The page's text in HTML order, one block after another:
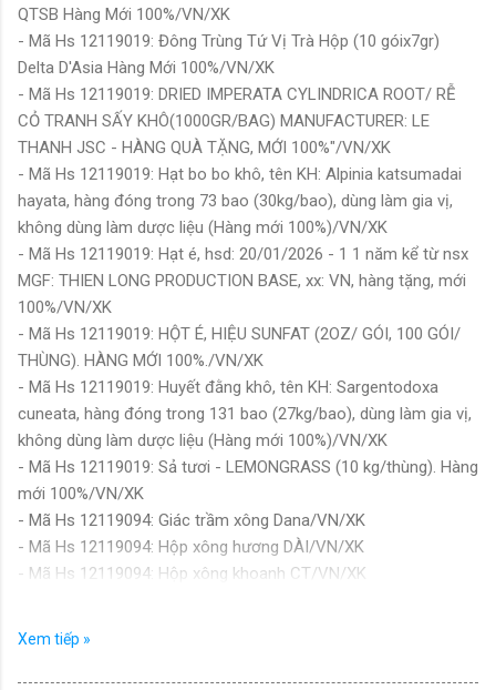
QTSB Hàng Mới 100%/VN/XK
- Mã Hs 12119019: Đông Trùng Tứ Vị Trà Hộp (10 góix7gr)
Delta D'Asia Hàng Mới 100%/VN/XK
- Mã Hs 12119019: DRIED IMPERATA CYLINDRICA ROOT/ RỄ
CỎ TRANH SẤY KHÔ(1000GR/BAG) MANUFACTURER: LE
THANH JSC - HÀNG QUÀ TẶNG, MỚI 100%"/VN/XK
- Mã Hs 12119019: Hạt bo bo khô, tên KH: Alpinia katsumadai
hayata, hàng đóng trong 73 bao (30kg/bao), dùng làm gia vị,
không dùng làm dược liệu (Hàng mới 100%)/VN/XK
- Mã Hs 12119019: Hạt é, hsd: 20/01/2026 - 1 1 năm kể từ nsx
MGF: THIEN LONG PRODUCTION BASE, xx: VN, hàng tặng, mới
100%/VN/XK
- Mã Hs 12119019: HỘT É, HIỆU SUNFAT (2OZ/ GÓI, 100 GÓI/
THÙNG). HÀNG MỚI 100%./VN/XK
- Mã Hs 12119019: Huyết đằng khô, tên KH: Sargentodoxa
cuneata, hàng đóng trong 131 bao (27kg/bao), dùng làm gia vị,
không dùng làm dược liệu (Hàng mới 100%)/VN/XK
- Mã Hs 12119019: Sả tươi - LEMONGRASS (10 kg/thùng). Hàng
mới 100%/VN/XK
- Mã Hs 12119094: Giác trầm xông Dana/VN/XK
- Mã Hs 12119094: Hộp xông hương DÀI/VN/XK
- Mã Hs 12119094: Hộp xông khoanh CT/VN/XK
- Mã Hs 12119094: Vòng tay PL đen D08/VN/XK
- Mã Hs 12119094: Vòng tay PL mắt tử D16/VN/XK
Xem tiếp »